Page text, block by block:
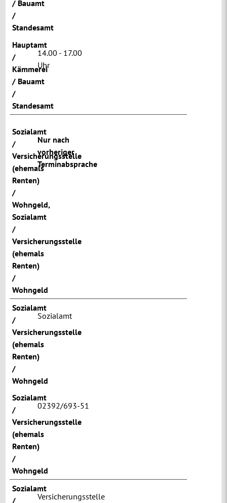
/ Bauamt
/
Standesamt
Hauptamt
/
Kämmerei
/ Bauamt
/
Standesamt
14.00 - 17.00
Uhr
Sozialamt
/
Versicherungsstelle
(ehemals
Renten)
/
Wohngeld,
Sozialamt
/
Versicherungsstelle
(ehemals
Renten)
/
Wohngeld
Nur nach
vorheriger
Terminabsprache
Sozialamt
/
Versicherungsstelle
(ehemals
Renten)
/
Wohngeld
Sozialamt
Sozialamt
/
Versicherungsstelle
(ehemals
Renten)
/
Wohngeld
02392/693-51
Sozialamt
/
Versicherungsstelle